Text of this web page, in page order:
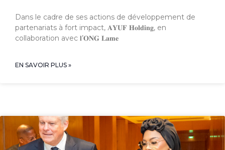
Dans le cadre de ses actions de développement de
partenariats à fort impact, 𝐀𝐘𝐔𝐅 𝐇𝐨𝐥𝐝𝐢𝐧𝐠, en
collaboration avec 𝐥’𝐎𝐍𝐆 𝐋𝐚𝐦𝐞
EN SAVOIR PLUS »